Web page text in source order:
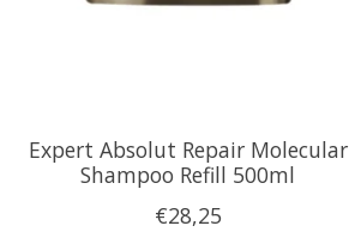
Expert Absolut Repair Molecular
Shampoo Refill 500ml
€28,25